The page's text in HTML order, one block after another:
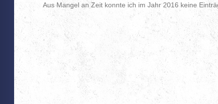
Aus Mangel an Zeit konnte ich im Jahr 2016 keine